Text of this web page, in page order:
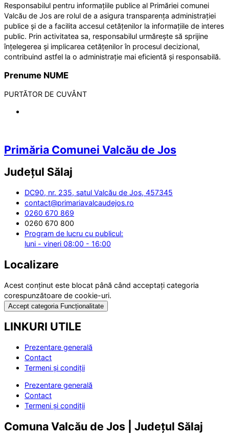
Responsabilul pentru informațiile publice al Primăriei comunei
Valcău de Jos are rolul de a asigura transparența administrației
publice și de a facilita accesul cetățenilor la informațiile de interes
public. Prin activitatea sa, responsabilul urmărește să sprijine
înțelegerea și implicarea cetățenilor în procesul decizional,
contribuind astfel la o administrație mai eficientă și responsabilă.
Prenume NUME
PURTĂTOR DE CUVÂNT
Primăria Comunei Valcău de Jos
Județul Sălaj
DC90, nr. 235, satul Valcău de Jos, 457345
contact@primariavalcaudejos.ro
0260 670 869
0260 670 800
Program de lucru cu publicul:
luni - vineri 08:00 - 16:00
Localizare
Acest conținut este blocat până când acceptați categoria
corespunzătoare de cookie-uri.
Accept categoria Funcționalitate
LINKURI UTILE
Prezentare generală
Contact
Termeni și condiții
Prezentare generală
Contact
Termeni și condiții
Comuna Valcău de Jos | Județul Sălaj